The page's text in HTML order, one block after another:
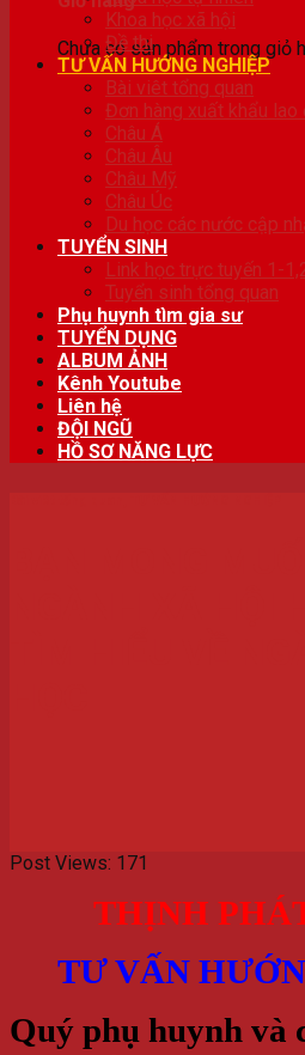
Chưa có sản phẩm trong giỏ
Khoa học xã hội
Đề thi
TƯ VẤN HƯỚNG NGHIỆP
Bài viêt tổng quan
Đơn hàng xuất khẩu
Châu Á
Châu Âu
Châu Mỹ
Châu Úc
Du học các nước cập
TUYỂN SINH
Link học trực tuyến 1-
Tuyển sinh tổng quan
Phụ huynh tìm gia sư
TUYỂN DỤNG
ALBUM ẢNH
Kênh Youtube
Liên hệ
ĐỘI NGŨ
HỒ SƠ NĂNG LỰC
Post Views: 171
THỊNH
TƯ VẤN
Quý phụ huynh và